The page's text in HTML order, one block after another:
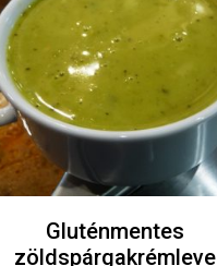
Gluténmentes
zöldspárgakrémleve